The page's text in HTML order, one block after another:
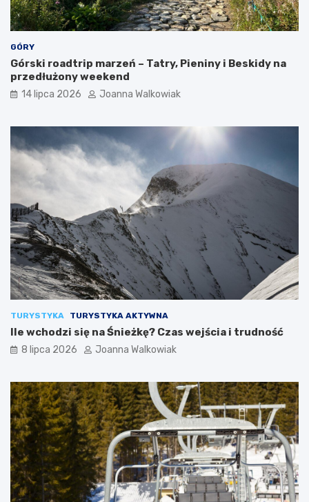
GÓRY
Górski roadtrip marzeń – Tatry, Pieniny i Beskidy na
przedłużony weekend
14 lipca 2026 Joanna Walkowiak
TURYSTYKA TURYSTYKA AKTYWNA
Ile wchodzi się na Śnieżkę? Czas wejścia i trudność
8 lipca 2026 Joanna Walkowiak